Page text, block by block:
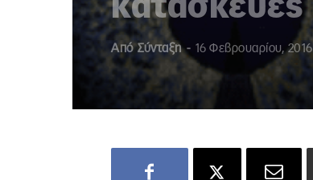
κατασκευές
Από Σύνταξη - 16 Φεβρουαρίου, 2016